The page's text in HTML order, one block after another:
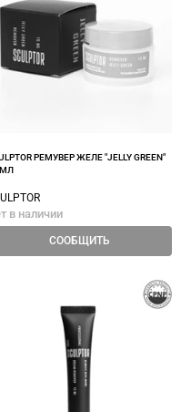
РЕМУВЕР ЖЕЛЕ "JELLY GREEN"
МЛ
в наличии
СООБЩИТЬ